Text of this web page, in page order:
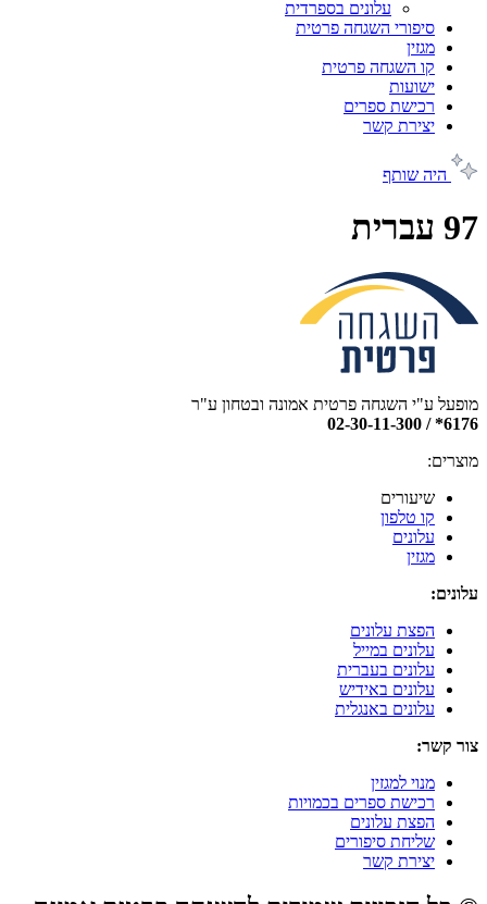
עלונים בספרדית
סיפורי השגחה פרטית
מגזין
קו השגחה פרטית
ישועות
רכישת ספרים
יצירת קשר
היה שותף
97 עברית
מופעל ע"י השגחה פרטית אמונה ובטחון ע"ר
6176* / 02-30-11-300
מוצרים:
שיעורים
קו טלפון
עלונים
מגזין
עלונים:
הפצת עלונים
עלונים במייל
עלונים בעברית
עלונים באידיש
עלונים באנגלית
צור קשר:
מנוי למגזין
רכישת ספרים בכמויות
הפצת עלונים
שליחת סיפורים
יצירת קשר